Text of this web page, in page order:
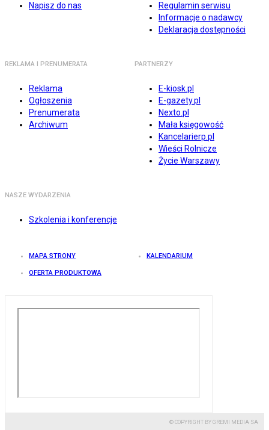
Napisz do nas
Regulamin serwisu
Informacje o nadawcy
Deklaracja dostępności
REKLAMA I PRENUMERATA
Reklama
Ogłoszenia
Prenumerata
Archiwum
PARTNERZY
E-kiosk.pl
E-gazety.pl
Nexto.pl
Mała księgowość
Kancelarierp.pl
Wieści Rolnicze
Życie Warszawy
NASZE WYDARZENIA
Szkolenia i konferencje
MAPA STRONY KALENDARIUM
OFERTA PRODUKTOWA
© COPYRIGHT BY GREMI MEDIA SA